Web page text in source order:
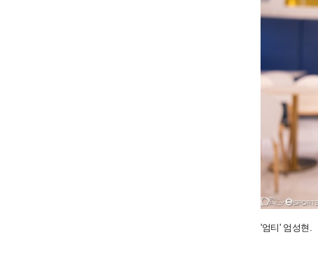
'엄티' 엄성현.